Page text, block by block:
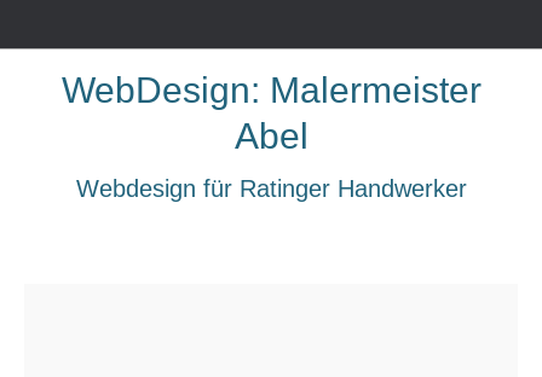
WebDesign: Malermeister
Abel
Webdesign für Ratinger Handwerker